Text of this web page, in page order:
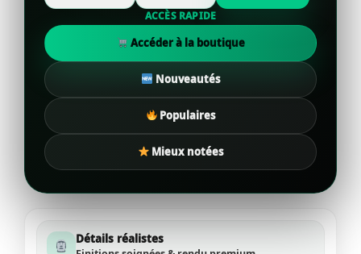
ACCÈS RAPIDE
Accéder à la boutique
Nouveautés
Populaires
Mieux notées
Détails réalistes